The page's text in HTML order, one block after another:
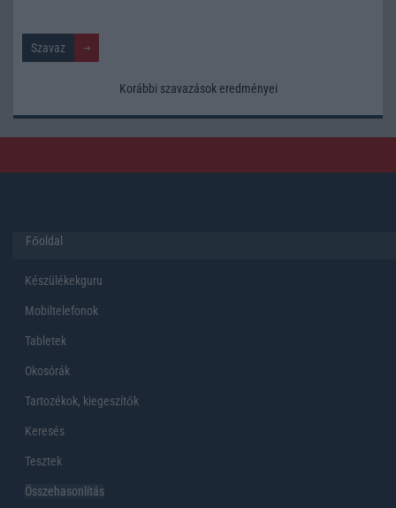
Korábbi szavazások eredményei
Főoldal
Készülékekguru
Mobiltelefonok
Tabletek
Okosórák
Tartozékok, kiegeszítők
Keresés
Tesztek
Összehasonlítás